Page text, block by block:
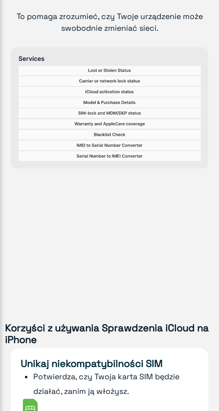
To pomaga zrozumieć, czy Twoje urządzenie może
swobodnie zmieniać sieci.
Korzyści z używania Sprawdzenia iCloud na
iPhone
Unikaj niekompatybilności SIM
Potwierdza, czy Twoja karta SIM będzie
działać, zanim ją włożysz.